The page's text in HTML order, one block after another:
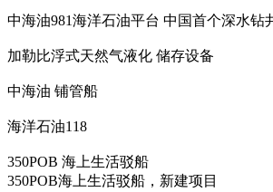
中海油981海洋石油平台 中国首个深水钻
加勒比浮式天然气液化 储存设备
中海油 铺管船
海洋石油118
350POB 海上生活驳船
350POB海上生活驳船，新建项目